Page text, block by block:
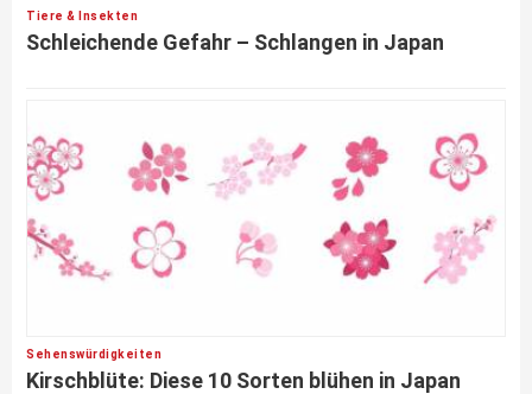
Tiere & Insekten
Schleichende Gefahr – Schlangen in Japan
Sehenswürdigkeiten
Kirschblüte: Diese 10 Sorten blühen in Japan